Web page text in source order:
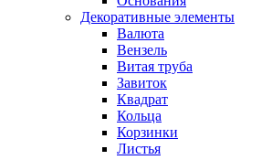
Декоративные элементы
Валюта
Вензель
Витая труба
Завиток
Квадрат
Кольца
Корзинки
Листья